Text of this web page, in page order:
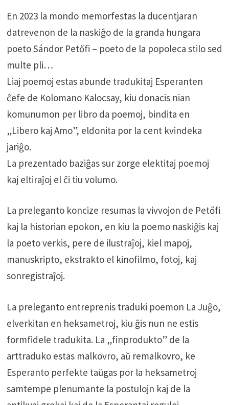
En 2023 la mondo memorfestas la ducentjaran
datrevenon de la naskiĝo de la granda hungara
poeto Sándor Petőfi – poeto de la popoleca stilo sed
multe pli…
Liaj poemoj estas abunde tradukitaj Esperanten
ĉefe de Kolomano Kalocsay, kiu donacis nian
komunumon per libro da poemoj, bind­ita en
„Libero kaj Amo”, eldonita por la cent kvindeka
jariĝo.
La prezentado baziĝas sur zorge elektitaj poemoj
kaj eltiraĵoj el ĉi tiu volumo.
La preleganto koncize resumas la vivvojon de Petőfi
kaj la historian epokon, en kiu la poemo naskiĝis kaj
la poeto verkis, pere de ilustraĵoj, kiel mapoj,
manuskripto, ekstrakto el kinofilmo, fotoj, kaj
sonregistraĵoj.
La preleganto entreprenis traduki poemon La Juĝo,
elverkitan en heksametroj, kiu ĝis nun ne estis
formfidele tradukita. La „finprodukto” de la
arttraduko estas malkovro, aŭ remalkovro, ke
Esperanto perfekte taŭgas por la heksametroj
samtempe plenumante la postulojn kaj de la